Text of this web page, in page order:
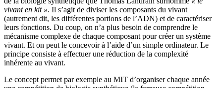
vivant en kit ». Il s’agit de diviser les composants du vivant
(autrement dit, les différentes portions de l’ADN) et de caractériser
leurs fonctions. Du coup, on n’a plus besoin de comprendre le
mécanisme complexe de chaque composant pour créer un système
vivant. Et on peut le concevoir à l’aide d’un simple ordinateur. Le
principe consiste à effectuer une réduction de la complexité
inhérente au vivant.
Le concept permet par exemple au MIT d’organiser chaque année